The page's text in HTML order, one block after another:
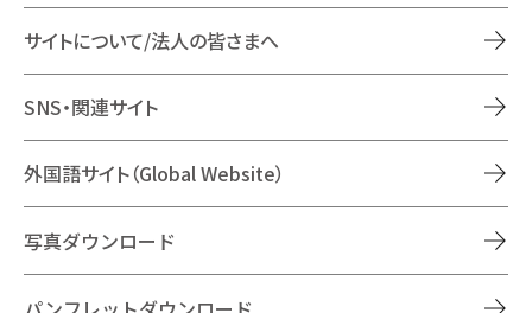
サイトについて/法人の皆さまへ
SNS・関連サイト
外国語サイト（Global Website）
写真ダウンロード